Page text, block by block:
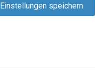
Einstellungen speichern